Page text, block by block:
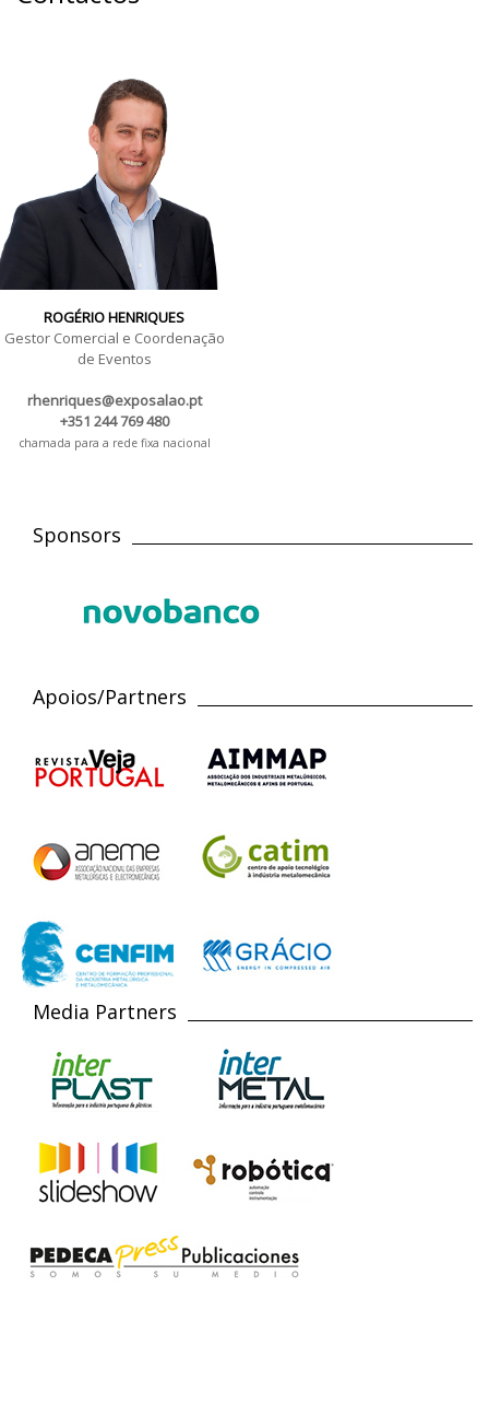
ROGÉRIO HENRIQUES
Gestor Comercial e Coordenação
de Eventos
rhenriques@exposalao.pt
+351 244 769 480
chamada para a rede fixa nacional
Sponsors
Apoios/Partners
Media Partners